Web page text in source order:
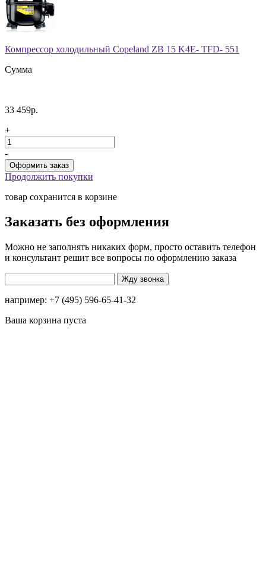
Компрессор холодильный Copeland ZB 15 K4E- TFD- 551
Сумма
33 459р.
+
-
Продолжить покупки
товар сохранится в корзине
Заказать без оформления
Можно не заполнять никаких форм, просто оставить телефон
и консультант решит все вопросы по оформлению заказа
например: +7 (495) 596-65-41-32
Ваша корзина пуста